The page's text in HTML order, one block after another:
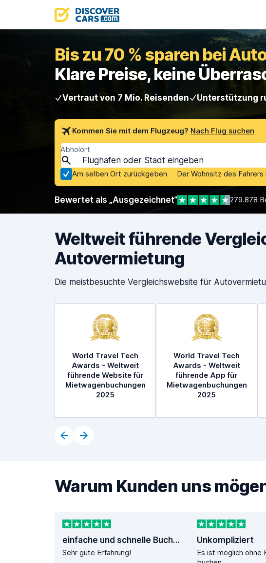
Bis zu 70 % sparen bei
Klare Preise, keine
Vertraut von 7 Mio. Reisenden Unterstützung
Kommen Sie mit dem Flugzeug? Nach Flug suchen
Abholort
Am selben Ort zurückgeben Der Wohnsitz des Fahrers
Bewertet als „Ausgezeichnet“ 279.878
Weltweit führende
Autovermietung
Die meistbesuchte Vergleichswebsite für
World Travel Tech
Awards - Weltweit
führende Website für
Mietwagenbuchungen
2025
World Travel Tech
Awards - Weltweit
führende App für
Mietwagenbuchungen
2025
Warum Kunden uns
einfache und schnelle Buchung
Sehr gute Erfahrung!
Unkompliziert
Es ist möglich ohne